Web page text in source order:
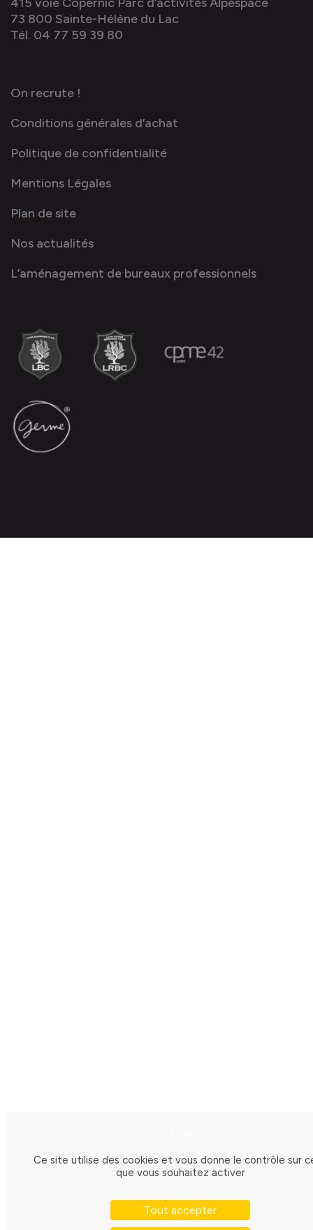
73 800 Sainte-Hélène du Lac
Tél. 04 77 59 39 80
On recrute !
Conditions générales d’achat
Politique de confidentialité
Mentions Légales
Plan de site
Nos actualités
L’aménagement de bureaux professionnels
Ce site utilise des cookies et vous donne le contrôle sur
que vous souhaitez activer
Tout accepter